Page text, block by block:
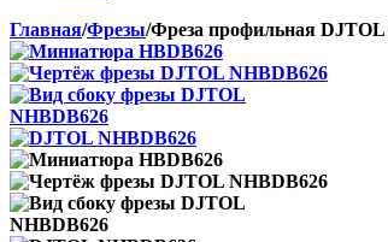
Главная/Фрезы/Фреза профильная